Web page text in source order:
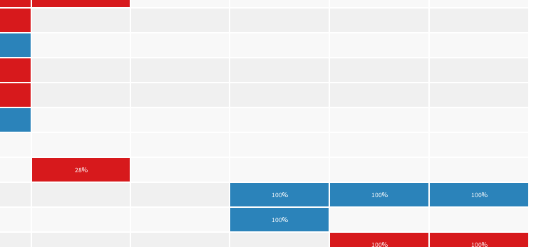
28%
100% 100% 100%
100%
100% 100%